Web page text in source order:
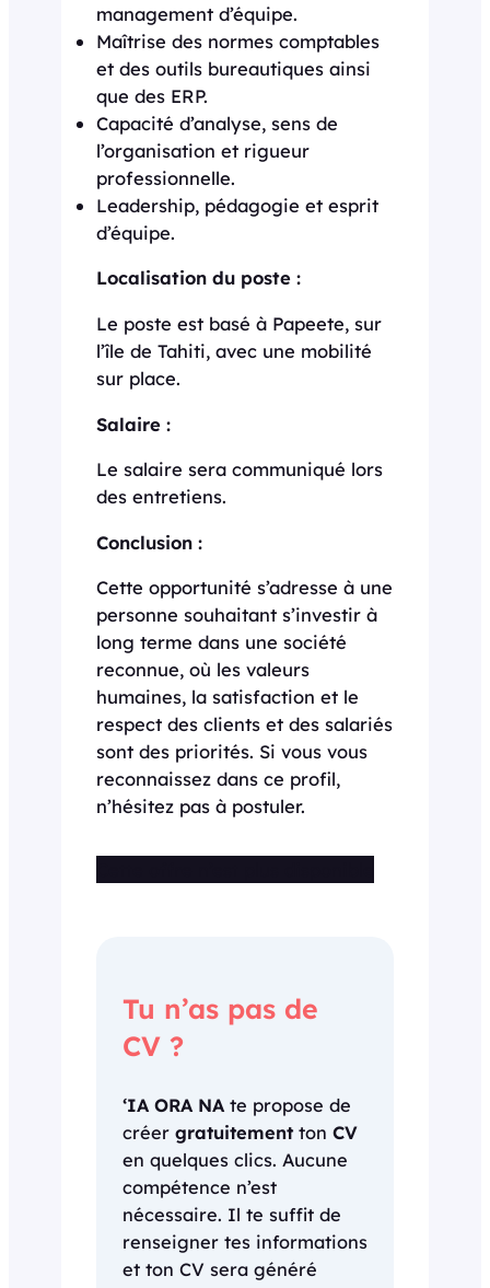
management d’équipe.
Maîtrise des normes comptables
et des outils bureautiques ainsi
que des ERP.
Capacité d’analyse, sens de
l’organisation et rigueur
professionnelle.
Leadership, pédagogie et esprit
d’équipe.
Localisation du poste :
Le poste est basé à Papeete, sur
l’île de Tahiti, avec une mobilité
sur place.
Salaire :
Le salaire sera communiqué lors
des entretiens.
Conclusion :
Cette opportunité s’adresse à une
personne souhaitant s’investir à
long terme dans une société
reconnue, où les valeurs
humaines, la satisfaction et le
respect des clients et des salariés
sont des priorités. Si vous vous
reconnaissez dans ce profil,
n’hésitez pas à postuler.
Tu n’as pas de
CV ?
‘IA ORA NA te propose de
créer gratuitementton CV
en quelques clics. Aucune
compétence n’est
nécessaire. Il te suffit de
renseigner tes informations
et ton CV sera généré